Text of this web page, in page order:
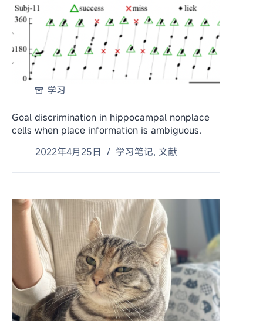
学习
Goal discrimination in hippocampal nonplace
cells when place information is ambiguous.
2022年4月25日
学习笔记, 文献